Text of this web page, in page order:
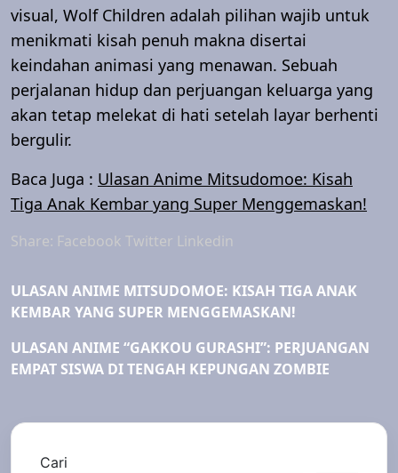
visual, Wolf Children adalah pilihan wajib untuk
menikmati kisah penuh makna disertai
keindahan animasi yang menawan. Sebuah
perjalanan hidup dan perjuangan keluarga yang
akan tetap melekat di hati setelah layar berhenti
bergulir.
Baca Juga : Ulasan Anime Mitsudomoe: Kisah
Tiga Anak Kembar yang Super Menggemaskan!
Share: Facebook Twitter Linkedin
ULASAN ANIME MITSUDOMOE: KISAH TIGA ANAK
KEMBAR YANG SUPER MENGGEMASKAN!
ULASAN ANIME “GAKKOU GURASHI”: PERJUANGAN
EMPAT SISWA DI TENGAH KEPUNGAN ZOMBIE
Cari